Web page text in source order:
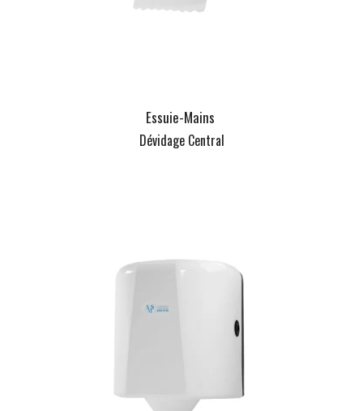
Essuie-Mains
Dévidage Central